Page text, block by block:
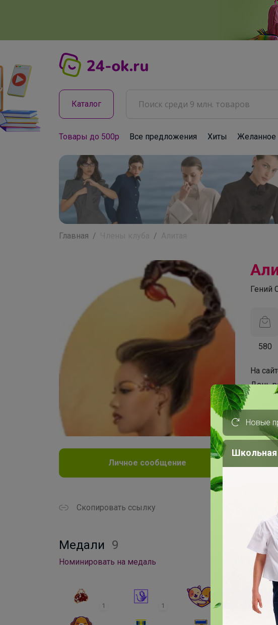
Каталог
Товары до 500р Все предложения Хиты Желанное
Главная
Личное сообщение
Скопировать ссылку
Медали 9
Номинировать на медаль
1 1 1
Гений
580
На
День
В
Новые